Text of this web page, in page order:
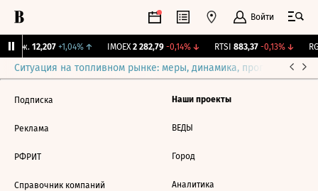
Войти
Бирж. 12,207 +1,04%↑ IMOEX 2 282,79 -0,14%↓ RTSI 883,37 -0,13%↓
Ситуация на топливном рынке: меры, динамика, прогнозы
Подписка
Реклама
РФРИТ
Справочник компаний
Наши проекты
ВЕДЫ
Город
Аналитика